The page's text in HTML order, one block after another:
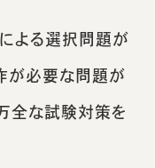
よる選択問題が
が必要な問題が
全な試験対策を